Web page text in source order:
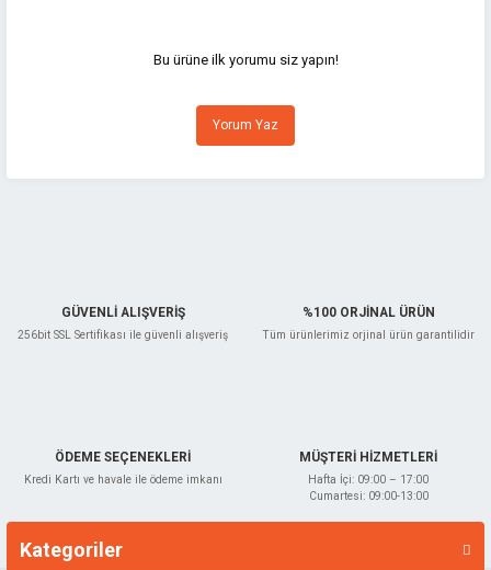
Görüş ve önerileriniz için teşekkür ederiz.
Ürün resmi kalitesiz, bozuk veya görüntülenemiyor.
Ürün açıklamasında eksik bilgiler bulunuyor.
Bu ürüne ilk yorumu siz yapın!
Yorum Yaz
GÜVENLİ ALIŞVERİŞ
256bit SSL Sertifikası ile güvenli alışveriş
%100 ORJİNAL ÜRÜN
Tüm ürünlerimiz orjinal ürün garantilidir
ÖDEME SEÇENEKLERİ
Kredi Kartı ve havale ile ödeme imkanı
MÜŞTERİ HİZMETLERİ
Hafta İçi: 09:00 – 17:00
Cumartesi: 09:00-13:00
Kategoriler
Markalar